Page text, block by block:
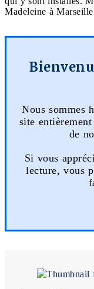
Madeleine à
Nous sommes
site
de
Si vous
lecture, vous